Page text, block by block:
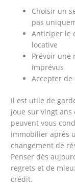
Choisir un
pas
Anticiper le
locative
Prévoir une
imprévus
Accepter
Il est utile de
joue sur vingt ans
peuvent vous
immobilier après
changement de
Penser dès
regrets et de
crédit.